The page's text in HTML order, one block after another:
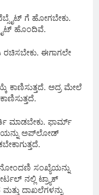
ಗೆ ಹೋಗಬೇಕು.
ಹೊಂದಿವೆ.
ಈಗಾಗಲೇ
ಕಾಣಿಸುತ್ತದೆ. ಅದ್ರ ಮೇಲೆ
ಮಾಡಬೇಕು. ಫಾರ್ಮ್
ಅಪ್‌ಲೋಡ್
ಸಂಖ್ಯೆಯನ್ನು
ನಲ್ಲಿ ಟ್ರ್ಯಾಕ್
ದಾಖಲೆಗಳನ್ನು